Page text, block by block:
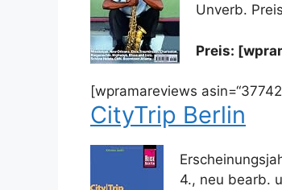
Unverb.
Preis:
[wpramareviews
CityTrip Berlin
4., neu bearb.